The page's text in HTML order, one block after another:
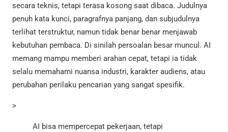
secara teknis, tetapi terasa kosong saat dibaca. Judulnya
penuh kata kunci, paragrafnya panjang, dan subjudulnya
terlihat terstruktur, namun tidak benar benar menjawab
kebutuhan pembaca. Di sinilah persoalan besar muncul. AI
memang mampu memberi arahan cepat, tetapi ia tidak
selalu memahami nuansa industri, karakter audiens, atau
perubahan perilaku pencarian yang sangat spesifik.
>
AI bisa mempercepat pekerjaan, tetapi